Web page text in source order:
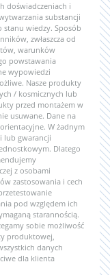
doświadczeniach i
substancji
stanu wiedzy. Sposób
zwłaszcza od
warunków
powstawania
wypowiedzi
Nasze produkty
/ kosmicznych lub
przed montażem w
usuwane. Dane na
W żadnym
lub gwarancji
Dlatego
z osobami
zastosowania i cech
pod względem ich
starannością.
sobie możliwość
produktowej,
danych
dla klienta